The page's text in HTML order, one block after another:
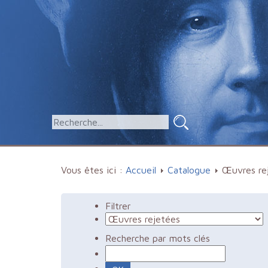
Vous êtes ici : Accueil Catalogue Œuvres
Filtrer
Recherche par mots clés